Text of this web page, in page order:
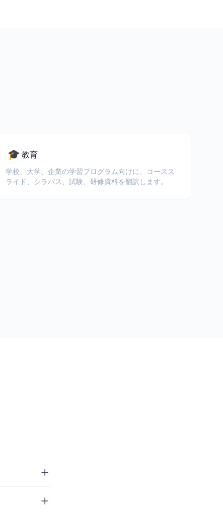
🎓教育
学校、大学、企業の学習プログラム向けに、コースス
ライド、シラバス、試験、研修資料を翻訳します。